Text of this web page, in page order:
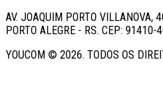
AV. JOAQUIM PORTO VILLANOVA,
PORTO ALEGRE - RS. CEP: 91410-
YOUCOM © 2026. TODOS OS